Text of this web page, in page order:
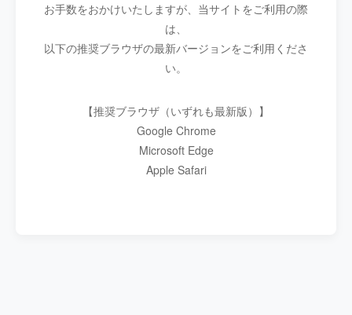
お手数をおかけいたしますが、当サイトをご利用の際
は、
以下の推奨ブラウザの最新バージョンをご利用くださ
い。
【推奨ブラウザ（いずれも最新版）】
Google Chrome
Microsoft Edge
Apple Safari